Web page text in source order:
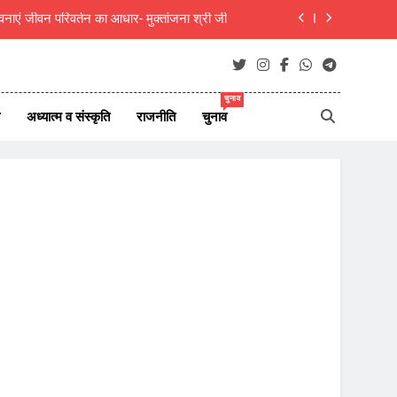
जीवन परिवर्तन का आधार- मुक्तांजना श्री जी
55,70,140 रुपये मुआवजा देने का निर्णय दिया
प्रतियोगिता के नाम पर चंदा उगाहने का आरोप
अध्यात्म व संस्कृति राजनीति चुनाव
चुनाव